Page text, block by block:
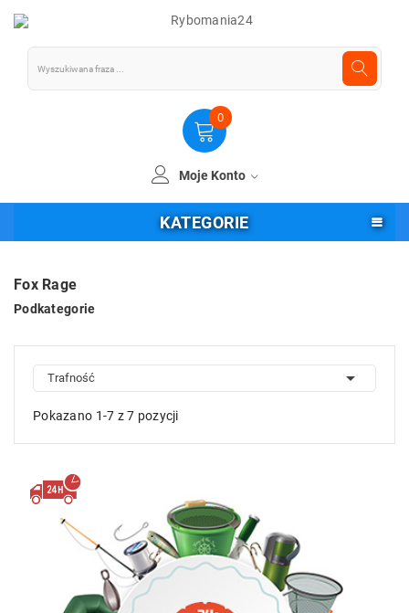
0
Moje Konto
KATEGORIE
Fox Rage
Podkategorie
Trafność 
Pokazano 1-7 z 7 pozycji